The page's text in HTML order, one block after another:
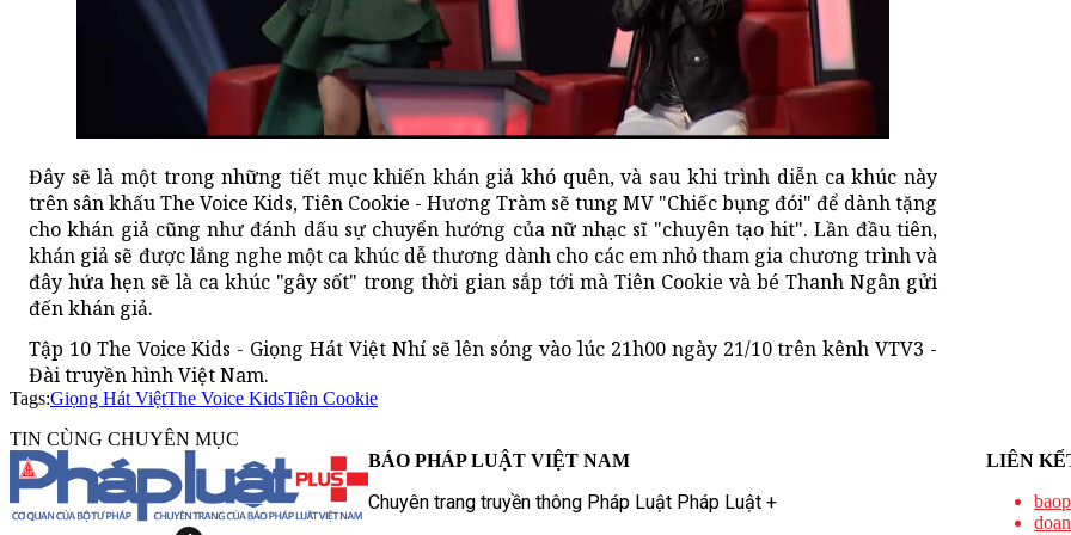
Đây sẽ là một trong những tiết mục khiến khán giả khó quên, và sau khi trình diễn ca khúc này
trên sân khấu The Voice Kids, Tiên Cookie - Hương Tràm sẽ tung MV "Chiếc bụng đói" để dành tặng
cho khán giả cũng như đánh dấu sự chuyển hướng của nữ nhạc sĩ "chuyên tạo hit". Lần đầu tiên,
khán giả sẽ được lắng nghe một ca khúc dễ thương dành cho các em nhỏ tham gia chương trình và
đây hứa hẹn sẽ là ca khúc "gây sốt" trong thời gian sắp tới mà Tiên Cookie và bé Thanh Ngân gửi
đến khán giả.
Tập 10 The Voice Kids - Giọng Hát Việt Nhí sẽ lên sóng vào lúc 21h00 ngày 21/10 trên kênh VTV3 -
Đài truyền hình Việt Nam.
Tags:Giọng Hát ViệtThe Voice KidsTiên Cookie
TIN CÙNG CHUYÊN MỤC
BÁO PHÁP LUẬT VIỆT NAM
Chuyên trang truyền thông Pháp Luật Pháp Luật +
LIÊN